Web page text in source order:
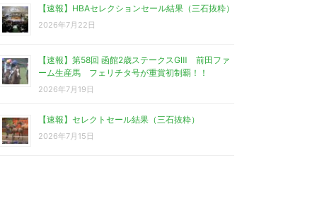
【速報】HBAセレクションセール結果（三石抜粋）
2026年7月22日
【速報】第58回 函館2歳ステークスGⅢ 前田ファ
ーム生産馬 フェリチタ号が重賞初制覇！！
2026年7月19日
【速報】セレクトセール結果（三石抜粋）
2026年7月15日